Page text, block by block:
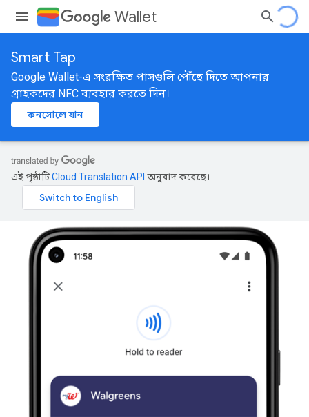
Wallet
Smart Tap
Google Wallet-এ সংরক্ষিত পাসগুলি পৌঁছে দিতে আপনার
গ্রাহকদের NFC ব্যবহার করতে দিন।
কনসোলে যান
এই পৃষ্ঠাটিCloud Translation API অনুবাদ করেছে।